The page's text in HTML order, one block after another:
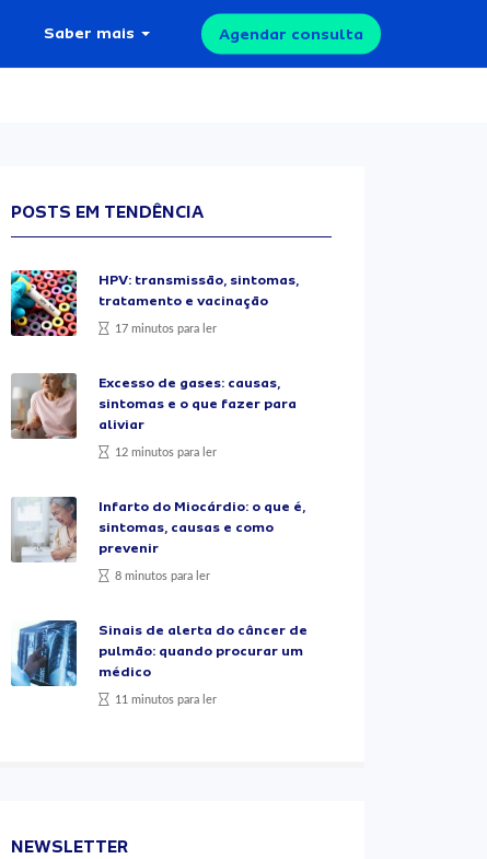
Saber mais Agendar consulta
POSTS EM TENDÊNCIA
HPV: transmissão, sintomas,
tratamento e vacinação
17 minutos para ler
Excesso de gases: causas,
sintomas e o que fazer para
aliviar
12 minutos para ler
Infarto do Miocárdio: o que é,
sintomas, causas e como
prevenir
8 minutos para ler
Sinais de alerta do câncer de
pulmão: quando procurar um
médico
11 minutos para ler
NEWSLETTER